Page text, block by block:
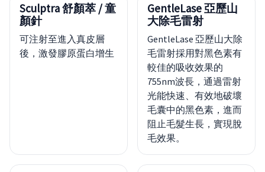
Sculptra 舒顏萃 / 童
顏針
可注射至進入真皮層
後，激發膠原蛋白增生
GentleLase 亞歷山
大除毛雷射
GentleLase 亞歷山大除
毛雷射採用對黑色素有
較佳的吸收效果的
755nm波長，通過雷射
光能快速、有效地破壞
毛囊中的黑色素，進而
阻止毛髮生長，實現脫
毛效果。